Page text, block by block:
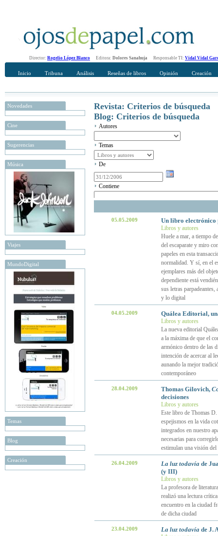
Director: Rogelio López Blanco Editora: Dolores Sanahuja Responsable TI: Vidal Vidal
Inicio Tribuna Análisis Reseñas de libros Opinión Creación
Novedades
Cine
Sugerencias
Música
Viajes
MundoDigital
Temas
Blog
Creación
Revista: Criterios de búsqueda
Blog: Criterios de búsqueda
Autores
Temas
De
Contiene
05.05.2009 Un libro electrónico
Libros y autores
Huele a mar, a tiempo
del escaparate y miro
papeles en esta
normalidad. Y sí, en el
ejemplares más del
dependiente está
sus letras
y lo digital
04.05.2009 Quálea Editorial,
Libros y autores
La nueva editorial
a la máxima de que el
armónico dentro de las
intención de acercar al
aunando la mejor
contemporáneo
28.04.2009 Thomas Gilovich,
decisiones
Libros y autores
Este libro de Thomas
espejismos en la vida
integrados en nuestro
necesarias para
estimulan una visión del
26.04.2009 La luz todavía de
(y III)
Libros y autores
La profesora de
realizó una lectura
encuentro en la ciudad
de dicha ciudad
23.04.2009 La luz todavía de J.